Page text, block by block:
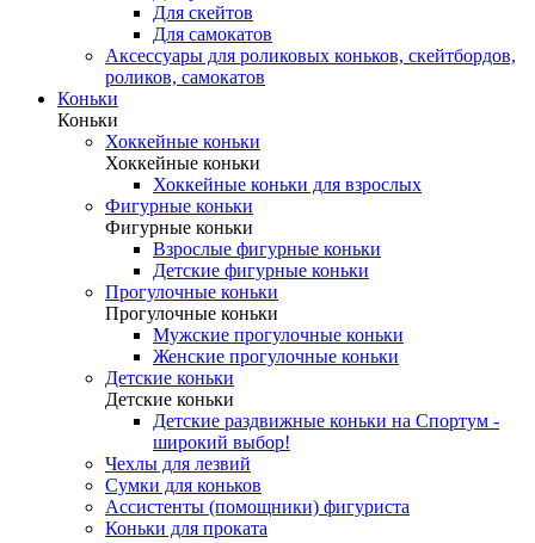
Для скейтов
Для самокатов
Аксессуары для роликовых коньков, скейтбордов,
роликов, самокатов
Коньки
Коньки
Хоккейные коньки
Хоккейные коньки
Хоккейные коньки для взрослых
Фигурные коньки
Фигурные коньки
Взрослые фигурные коньки
Детские фигурные коньки
Прогулочные коньки
Прогулочные коньки
Мужские прогулочные коньки
Женские прогулочные коньки
Детские коньки
Детские коньки
Детские раздвижные коньки на Спортум -
широкий выбор!
Чехлы для лезвий
Сумки для коньков
Ассистенты (помощники) фигуриста
Коньки для проката